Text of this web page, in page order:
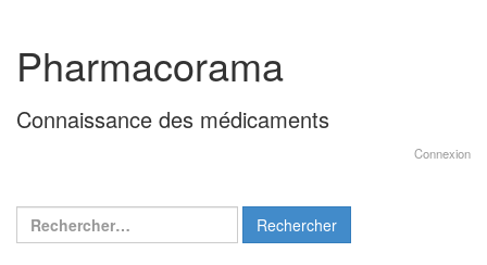
contenu
menu
principal
Pharmacorama
Connaissance des médicaments
Connexion
Rechercher :